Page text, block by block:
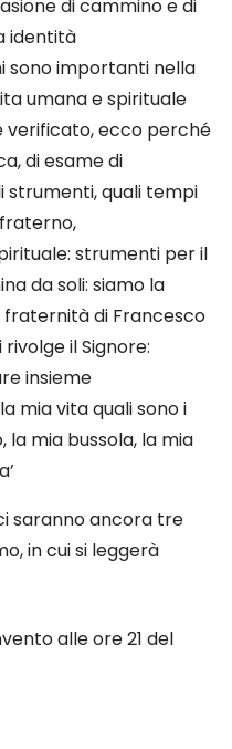
di cammino e di
identità
sono importanti nella
umana e spirituale
verificato, ecco perché
di esame di
strumenti, quali tempi
strumenti per il
da soli: siamo la
fraternità di Francesco
il Signore:
insieme
mia vita quali sono i
mia bussola, la mia
saranno ancora tre
in cui si leggerà
alle ore 21 del